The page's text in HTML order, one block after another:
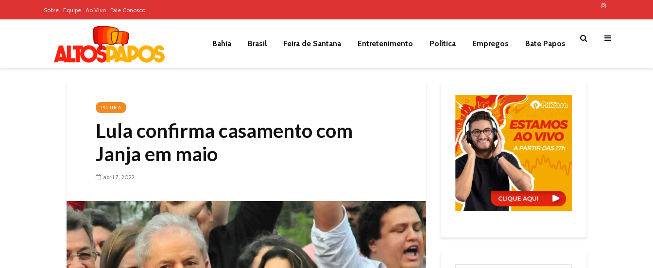
Sobre Equipe Ao Vivo Fale Conosco
Bahia Brasil Feira de Santana Entretenimento Política Empregos Bate Papos
POLÍTICA
Lula confirma casamento com
Janja em maio
abril 7, 2022